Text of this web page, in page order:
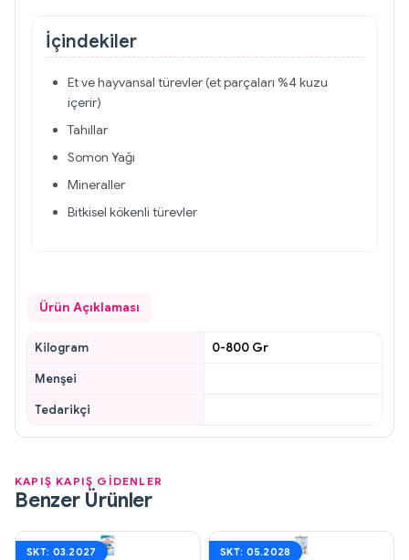
İçindekiler
Et ve hayvansal türevler (et parçaları %4 kuzu
içerir)
Tahıllar
Somon Yağı
Mineraller
Bitkisel kökenli türevler
Ürün Açıklaması
Kilogram
0-800 Gr
Menşei
Tedarikçi
KAPIŞ KAPIŞ GİDENLER
Benzer Ürünler
SKT: 03.2027 SKT: 05.2028